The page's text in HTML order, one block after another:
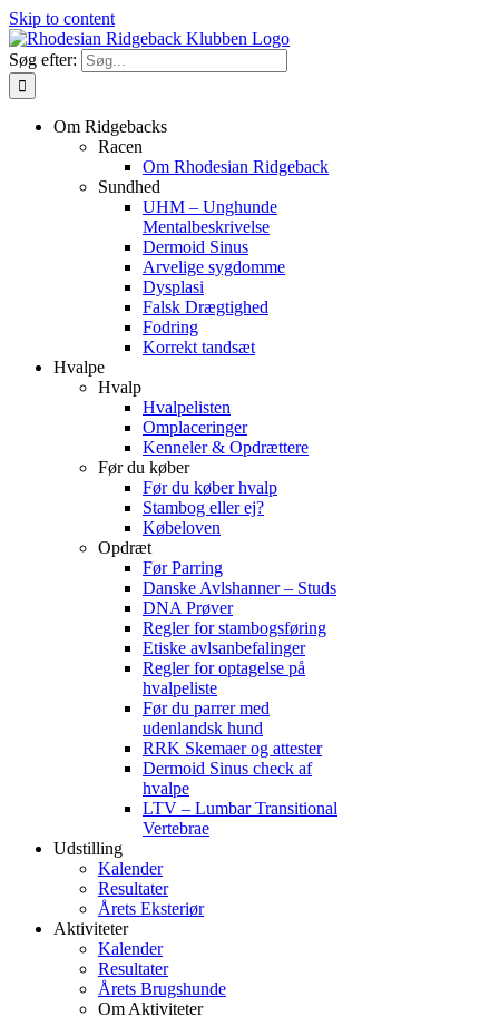
Skip to content
Søg efter:
Om Ridgebacks
Racen
Om Rhodesian Ridgeback
Sundhed
UHM – Unghunde
Mentalbeskrivelse
Dermoid Sinus
Arvelige sygdomme
Dysplasi
Falsk Drægtighed
Fodring
Korrekt tandsæt
Hvalpe
Hvalp
Hvalpelisten
Omplaceringer
Kenneler & Opdrættere
Før du køber
Før du køber hvalp
Stambog eller ej?
Købeloven
Opdræt
Før Parring
Danske Avlshanner – Studs
DNA Prøver
Regler for stambogsføring
Etiske avlsanbefalinger
Regler for optagelse på
hvalpeliste
Før du parrer med
udenlandsk hund
RRK Skemaer og attester
Dermoid Sinus check af
hvalpe
LTV – Lumbar Transitional
Vertebrae
Udstilling
Kalender
Resultater
Årets Eksteriør
Aktiviteter
Kalender
Resultater
Årets Brugshunde
Om Aktiviteter